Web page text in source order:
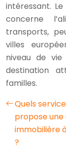
intéressant.
concerne
transports,
villes
niveau de
destination
familles.
Quels
propose
immobilière
?